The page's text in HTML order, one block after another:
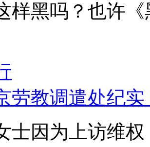
样黑吗？也许
教调遣处纪实
士因为上访维